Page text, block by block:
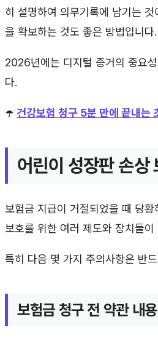
히 설명하여 의무기록에 남기는
을 확보하는 것도 좋은 방법입니다.
2026년에는 디지털 증거의 중요
다.
☂️ 건강보험 청구 5분 만에 끝내는
어린이 성장판 손상
보험금 지급이 거절되었을 때 당
보호를 위한 여러 제도와 장치들
특히 다음 몇 가지 주의사항은 반
보험금 청구 전 약관 내